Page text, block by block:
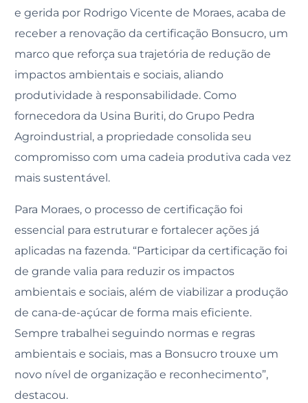
e gerida por Rodrigo Vicente de Moraes, acaba de
receber a renovação da certificação Bonsucro, um
marco que reforça sua trajetória de redução de
impactos ambientais e sociais, aliando
produtividade à responsabilidade. Como
fornecedora da Usina Buriti, do Grupo Pedra
Agroindustrial, a propriedade consolida seu
compromisso com uma cadeia produtiva cada vez
mais sustentável.
Para Moraes, o processo de certificação foi
essencial para estruturar e fortalecer ações já
aplicadas na fazenda. “Participar da certificação foi
de grande valia para reduzir os impactos
ambientais e sociais, além de viabilizar a produção
de cana-de-açúcar de forma mais eficiente.
Sempre trabalhei seguindo normas e regras
ambientais e sociais, mas a Bonsucro trouxe um
novo nível de organização e reconhecimento”,
destacou.